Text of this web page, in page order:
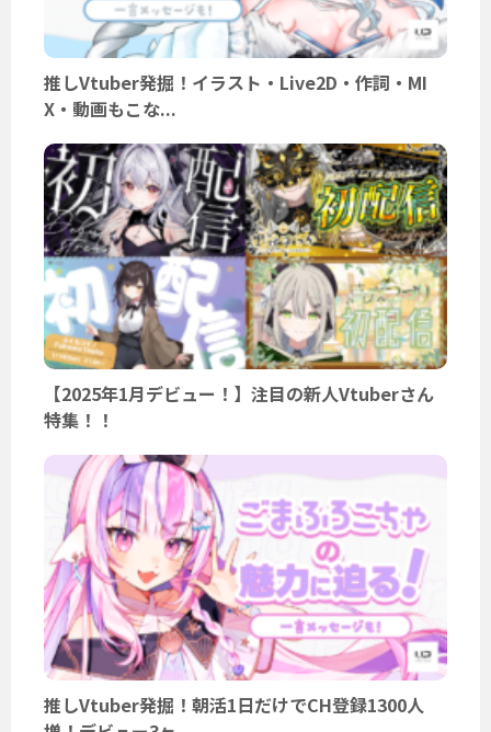
推しVtuber発掘！イラスト・Live2D・作詞・MI
X・動画もこな...
【2025年1月デビュー！】注目の新人Vtuberさん
特集！！
推しVtuber発掘！朝活1日だけでCH登録1300人